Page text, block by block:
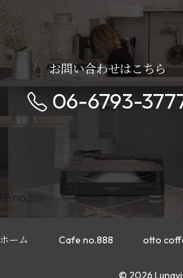
お問い合わせはこちら
06-6793-
ホーム Cafe no.888 otto
© 2026